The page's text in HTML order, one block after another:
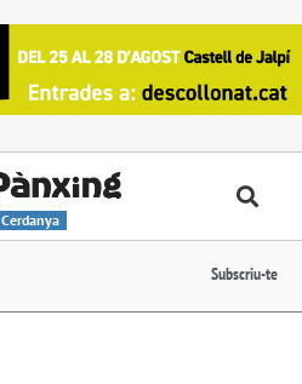
Cerdanya
Subscriu-te